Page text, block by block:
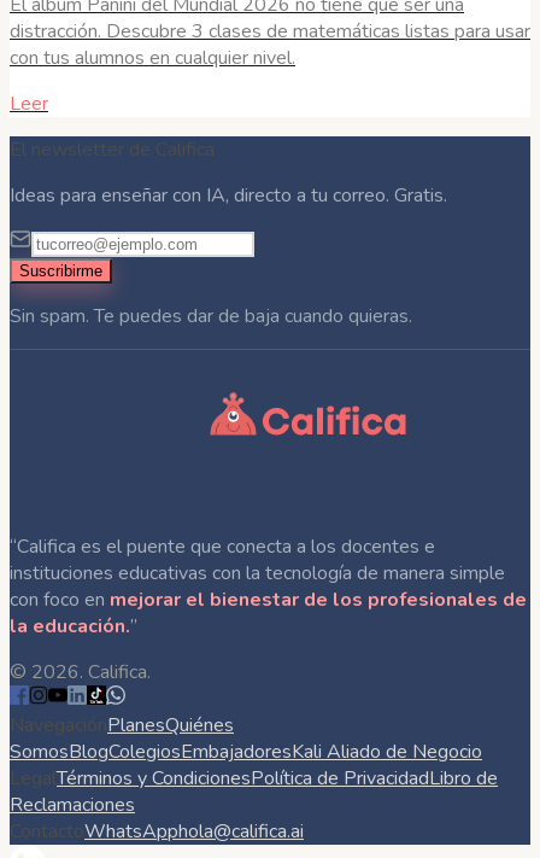
distracción. Descubre 3 clases de matemáticas listas para usar
con tus alumnos en cualquier nivel.
Leer
El newsletter de Califica
Ideas para enseñar con IA, directo a tu correo. Gratis.
Suscribirme
Sin spam. Te puedes dar de baja cuando quieras.
“Califica es el puente que conecta a los docentes e
instituciones educativas con la tecnología de manera simple
con foco en mejorar el bienestar de los profesionales de
la educación.”
© 2026. Califica.
NavegaciónPlanesQuiénes
SomosBlogColegiosEmbajadoresKali Aliado de Negocio
LegalTérminos y CondicionesPolítica de PrivacidadLibro de
Reclamaciones
ContactoWhatsApphola@califica.ai